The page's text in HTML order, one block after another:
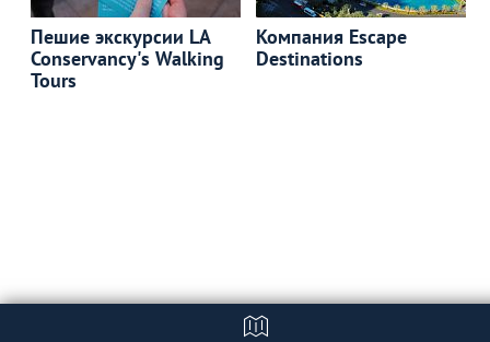
Пешие экскурсии LA
Conservancy's Walking
Tours
Компания Escape
Destinations